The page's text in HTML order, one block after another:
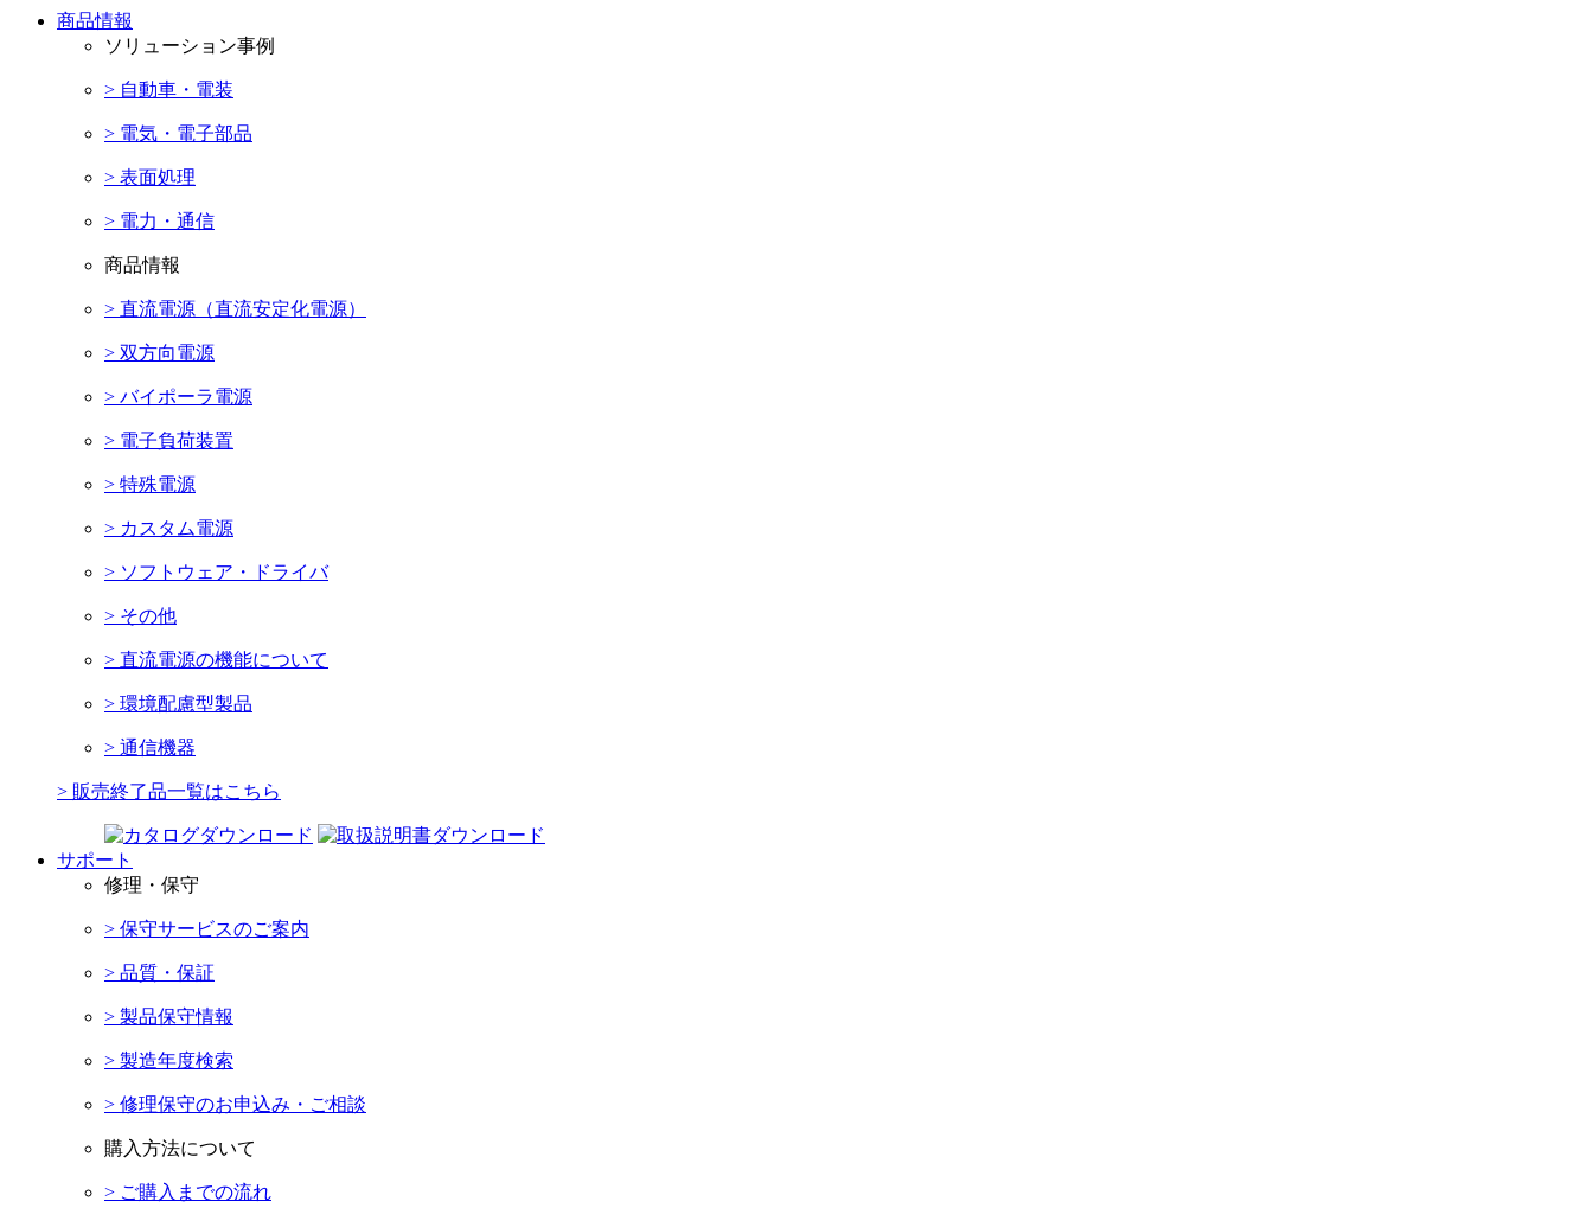
商品情報
ソリューション事例
> 自動車・電装
> 電気・電子部品
> 表面処理
> 電力・通信
商品情報
> 直流電源（直流安定化電源）
> 双方向電源
> バイポーラ電源
> 電子負荷装置
> 特殊電源
> カスタム電源
> ソフトウェア・ドライバ
> その他
> 直流電源の機能について
> 環境配慮型製品
> 通信機器
> 販売終了品一覧はこちら
サポート
修理・保守
> 保守サービスのご案内
> 品質・保証
> 製品保守情報
> 製造年度検索
> 修理保守のお申込み・ご相談
購入方法について
> ご購入までの流れ